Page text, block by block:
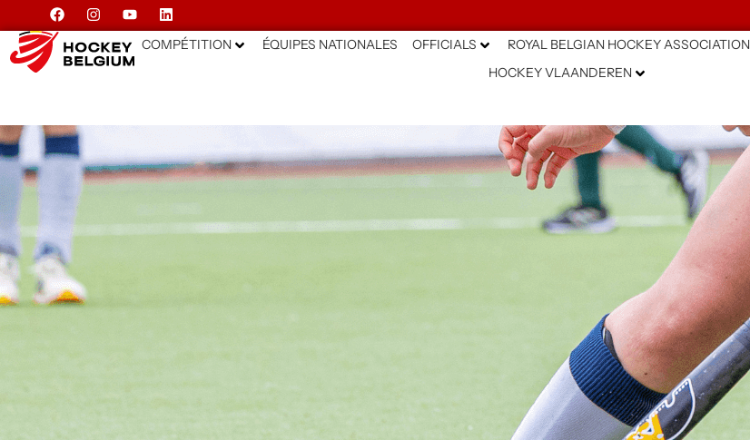
COMPÉTITION ÉQUIPES NATIONALES OFFICIALS ROYAL BELGIAN HOCKEY ASSOCIATION
HOCKEY VLAANDEREN